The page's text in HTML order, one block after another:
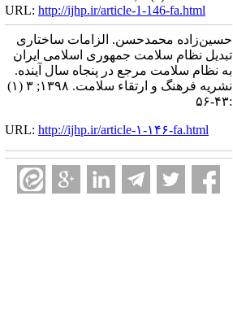
URL: http://ijhp.ir/article-1-146-fa.html
حسین‌زاده محمدحسن. الزامات ساختاری
تبدیل نظام سلامت جمهوری اسلامی ایران
به نظام سلامت مرجع در پنجاه سال آینده.
نشريه فرهنگ و ارتقاء سلامت. ۱۳۹۸; ۳ (۱)
:۴۳-۵۶
URL: http://ijhp.ir/article-۱-۱۴۶-fa.html